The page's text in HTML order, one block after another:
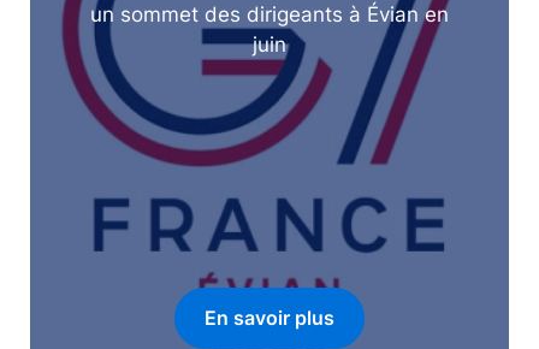
un sommet des dirigeants à Évian en
juin
En savoir plus